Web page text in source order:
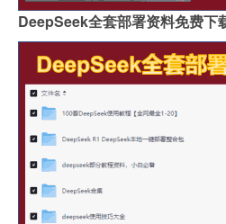
DeepSeek全套部署资料免费下